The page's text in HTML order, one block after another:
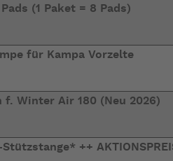
(1 Paket = 8 Pads)
für Kampa Vorzelte
f. Winter Air 180 (Neu 2026)
++